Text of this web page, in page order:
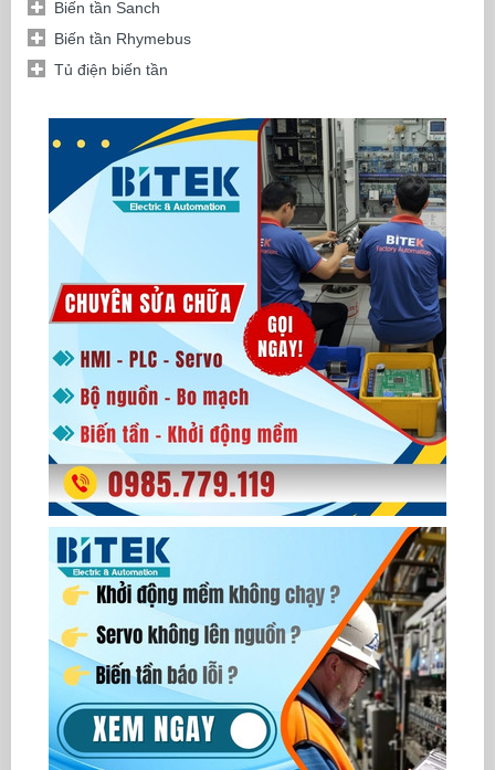
Biến tần Sanch
Biến tần Rhymebus
Tủ điện biến tần